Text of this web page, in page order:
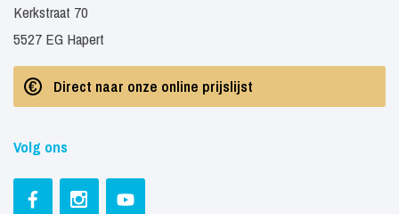
Kerkstraat 70
5527 EG Hapert
Direct naar onze online prijslijst
Volg ons